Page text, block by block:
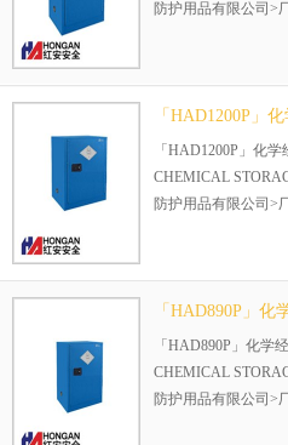
防护用品有限公司>
品)
产品尺寸：
「HAD1200P」
TOXIC
「HAD1200P」化
CHEMICAL
防护用品有限公司>
品)
产品尺寸：
「HAD890P」
TOXIC
「HAD890P」化学
CHEMICAL
防护用品有限公司>